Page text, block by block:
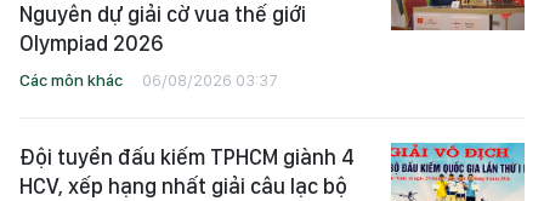
Nguyên dự giải cờ vua thế giới
Olympiad 2026
Các môn khác 06/08/2026 03:37
Đội tuyển đấu kiếm TPHCM giành 4
HCV, xếp hạng nhất giải câu lạc bộ